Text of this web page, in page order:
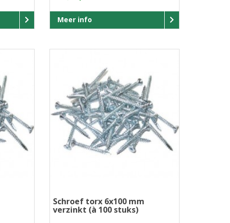
Meer info
Schroef torx 6x100 mm
verzinkt (à 100 stuks)